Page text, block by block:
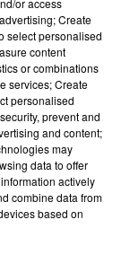
WILLEM
or access
Create
select personalised
content
or combinations
services; Create
personalised
prevent and
and content;
may
data to offer
actively
combine data from
based on